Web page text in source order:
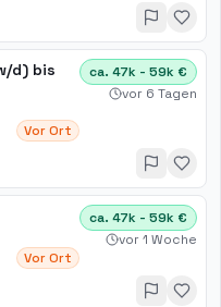
d) bis
Vor Ort
ca. 47k - 59k €
vor 6 Tagen
Vor Ort
ca. 47k - 59k €
vor 1 Woche